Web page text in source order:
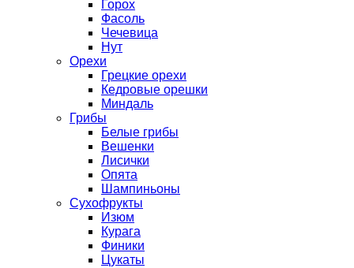
Горох
Фасоль
Чечевица
Нут
Орехи
Грецкие орехи
Кедровые орешки
Миндаль
Грибы
Белые грибы
Вешенки
Лисички
Опята
Шампиньоны
Сухофрукты
Изюм
Курага
Финики
Цукаты